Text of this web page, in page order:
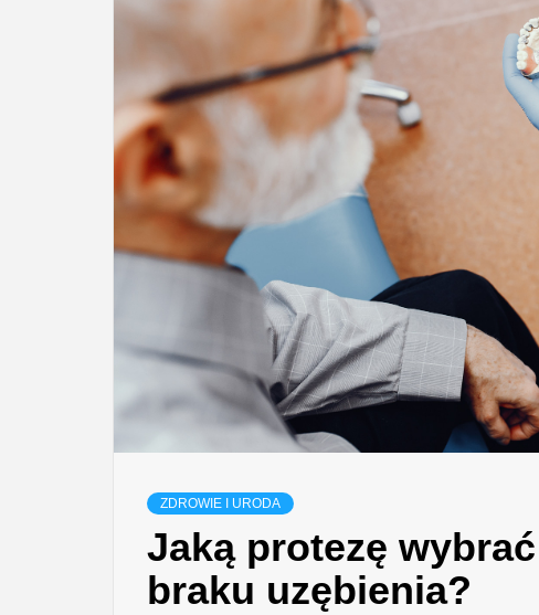
ZDROWIE I URODA
Jaką protezę
braku uzębienia?